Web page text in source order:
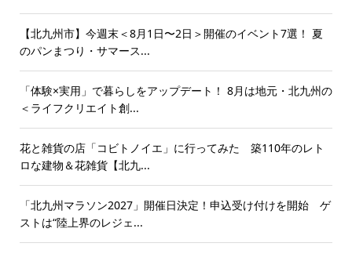
【北九州市】今週末＜8月1日〜2日＞開催のイベント7選！ 夏
のパンまつり・サマース...
「体験×実用」で暮らしをアップデート！ 8月は地元・北九州の
＜ライフクリエイト創...
花と雑貨の店「コビトノイエ」に行ってみた 築110年のレト
ロな建物＆花雑貨【北九...
「北九州マラソン2027」開催日決定！申込受け付けを開始 ゲ
ストは“陸上界のレジェ...